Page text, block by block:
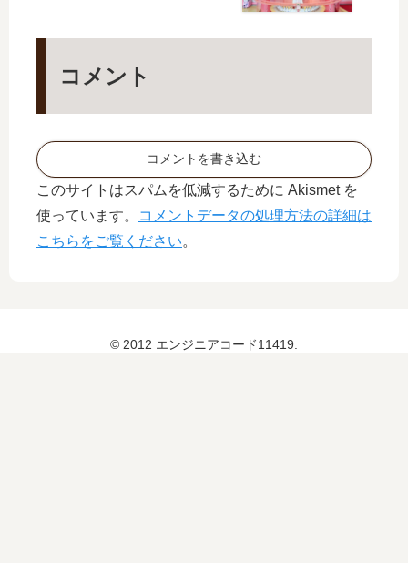
mo
コメント
コメントを書き込む
このサイトはスパムを低減するために Akismet を
使っています。
コメントデータの処理方法の詳細は
こちらをご覧ください。
© 2012 エンジニアコード11419.